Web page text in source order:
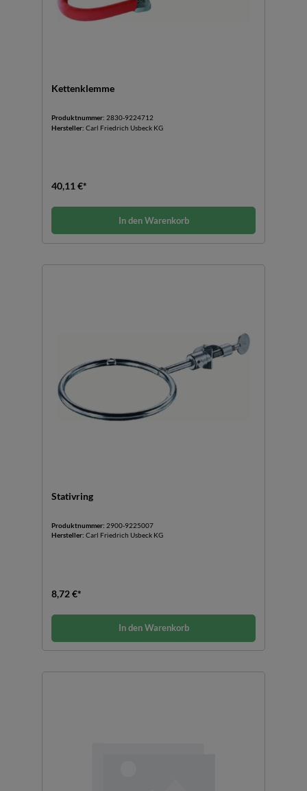
Kettenklemme
Produktnummer: 2830-9224712
Hersteller: Carl Friedrich Usbeck KG
40,11 €*
In den Warenkorb
Stativring
Produktnummer: 2900-9225007
Hersteller: Carl Friedrich Usbeck KG
8,72 €*
In den Warenkorb